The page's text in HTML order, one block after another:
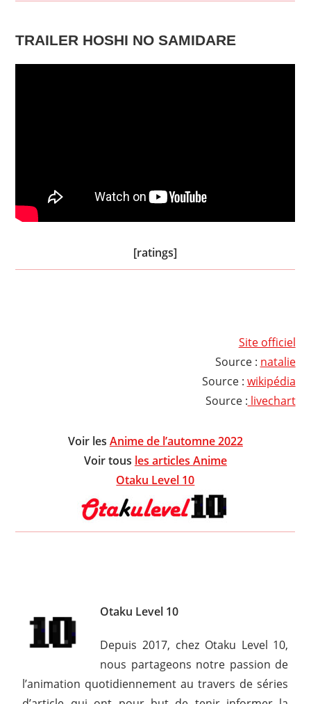
TRAILER HOSHI NO SAMIDARE
[ratings]
Site officiel
Source : natalie
Source : wikipédia
Source : livechart
Voir les Anime de l’automne 2022
Voir tous les articles Anime
Otaku Level 10
Otaku Level 10
Depuis 2017, chez Otaku Level 10,
nous partageons notre passion de
l’animation quotidiennement au travers de séries